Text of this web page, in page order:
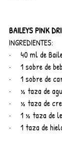
BAILEYS PINK
INGREDIENTES:
·     40 ml de
·     1 sobre de
·     1 sobre de
·     ½ taza de
·     ½ taza de
·     1 ½ taza de
·     1 taza de